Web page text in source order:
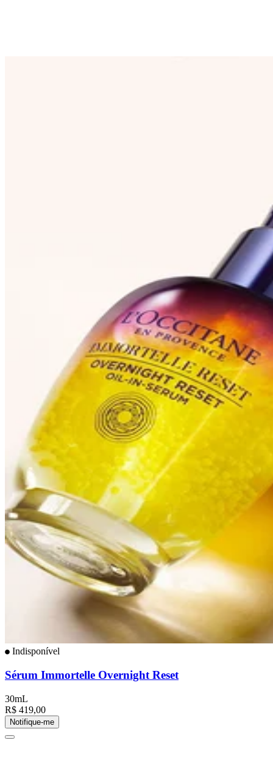
Indisponível
Sérum Immortelle Overnight Reset
30mL
R$ 419,00
Notifique-me